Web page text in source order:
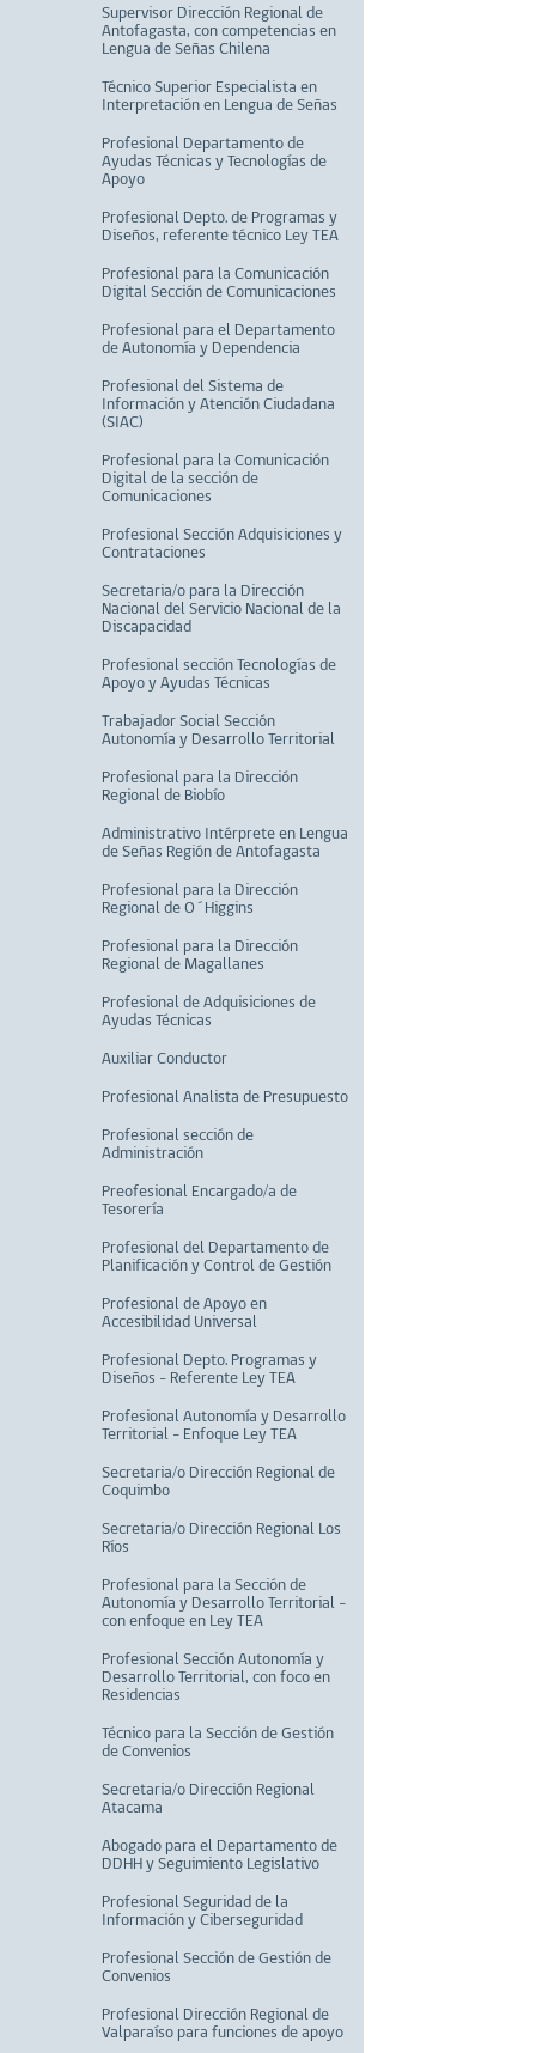
Supervisor Dirección Regional de
Antofagasta, con competencias en
Lengua de Señas Chilena
Técnico Superior Especialista en
Interpretación en Lengua de Señas
Profesional Departamento de
Ayudas Técnicas y Tecnologías de
Apoyo
Profesional Depto. de Programas y
Diseños, referente técnico Ley TEA
Profesional para la Comunicación
Digital Sección de Comunicaciones
Profesional para el Departamento
de Autonomía y Dependencia
Profesional del Sistema de
Información y Atención Ciudadana
(SIAC)
Profesional para la Comunicación
Digital de la sección de
Comunicaciones
Profesional Sección Adquisiciones y
Contrataciones
Secretaria/o para la Dirección
Nacional del Servicio Nacional de la
Discapacidad
Profesional sección Tecnologías de
Apoyo y Ayudas Técnicas
Trabajador Social Sección
Autonomía y Desarrollo Territorial
Profesional para la Dirección
Regional de Biobío
Administrativo Intérprete en Lengua
de Señas Región de Antofagasta
Profesional para la Dirección
Regional de O´Higgins
Profesional para la Dirección
Regional de Magallanes
Profesional de Adquisiciones de
Ayudas Técnicas
Auxiliar Conductor
Profesional Analista de Presupuesto
Profesional sección de
Administración
Preofesional Encargado/a de
Tesorería
Profesional del Departamento de
Planificación y Control de Gestión
Profesional de Apoyo en
Accesibilidad Universal
Profesional Depto. Programas y
Diseños - Referente Ley TEA
Profesional Autonomía y Desarrollo
Territorial - Enfoque Ley TEA
Secretaria/o Dirección Regional de
Coquimbo
Secretaria/o Dirección Regional Los
Ríos
Profesional para la Sección de
Autonomía y Desarrollo Territorial –
con enfoque en Ley TEA
Profesional Sección Autonomía y
Desarrollo Territorial, con foco en
Residencias
Técnico para la Sección de Gestión
de Convenios
Secretaria/o Dirección Regional
Atacama
Abogado para el Departamento de
DDHH y Seguimiento Legislativo
Profesional Seguridad de la
Información y Ciberseguridad
Profesional Sección de Gestión de
Convenios
Profesional Dirección Regional de
Valparaíso para funciones de apoyo